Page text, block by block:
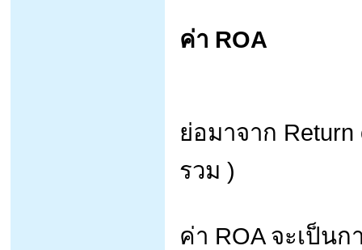
ค่า ROA
ย่อมาจาก
รวม )
ค่า ROA จะเป็น